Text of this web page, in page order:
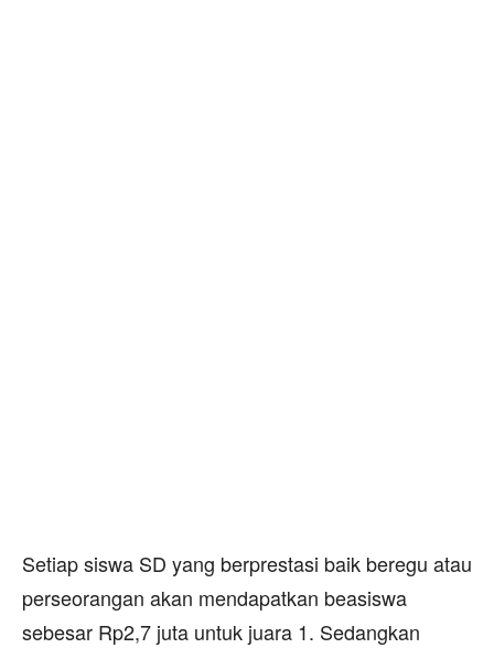
Setiap siswa SD yang berprestasi baik beregu atau
perseorangan akan mendapatkan beasiswa
sebesar Rp2,7 juta untuk juara 1. Sedangkan